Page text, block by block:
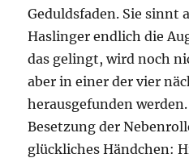
Geduldsfaden. Sie sinnt
Haslinger endlich die
das gelingt, wird noch
aber in einer der vier
herausgefunden
Besetzung der
glückliches Händchen: